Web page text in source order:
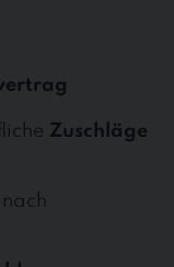
Zuschläge